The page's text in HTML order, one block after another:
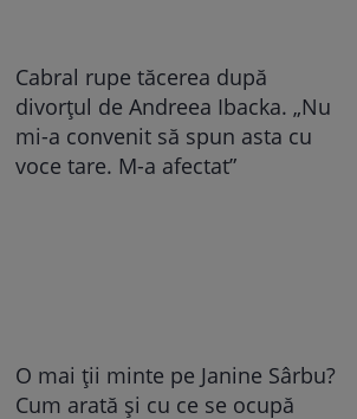
Cabral rupe tăcerea după
divorțul de Andreea Ibacka. „Nu
mi-a convenit să spun asta cu
voce tare. M-a afectat”
O mai ții minte pe Janine Sârbu?
Cum arată și cu ce se ocupă